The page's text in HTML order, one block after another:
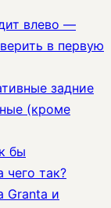
влево —
в первую
задние
(кроме
бы
чего так?
Granta и